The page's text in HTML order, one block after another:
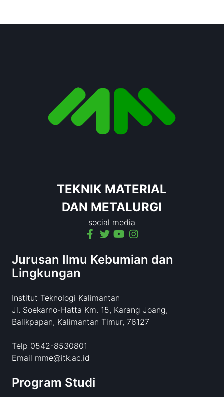
TEKNIK MATERIAL
DAN METALURGI
social media
Jurusan Ilmu Kebumian dan
Lingkungan
Institut Teknologi Kalimantan
Jl. Soekarno-Hatta Km. 15, Karang Joang,
Balikpapan, Kalimantan Timur, 76127
Telp 0542-8530801
Email mme@itk.ac.id
Program Studi